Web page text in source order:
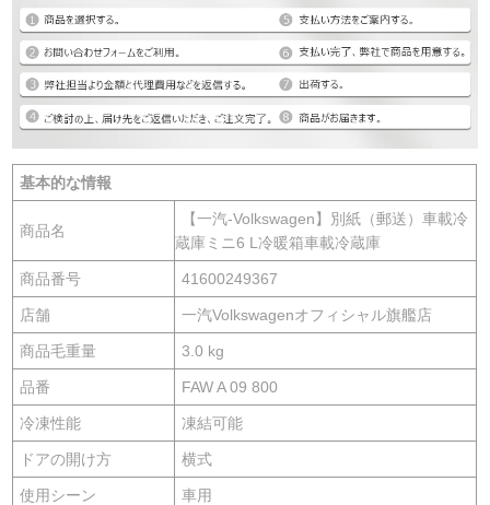
基本的な情報
商品名
【一汽-Volkswagen】別紙（郵送）車載冷
蔵庫ミニ6 L冷暖箱車載冷蔵庫
商品番号 41600249367
店舗 一汽Volkswagenオフィシャル旗艦店
商品毛重量 3.0 kg
品番 FAW A 09 800
冷凍性能 凍結可能
ドアの開け方 横式
使用シーン 車用